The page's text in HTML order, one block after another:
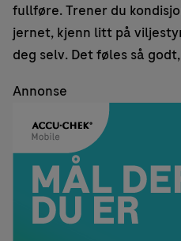
fullføre. Trener du
jernet, kjenn litt på
deg selv. Det føles så
Annonse